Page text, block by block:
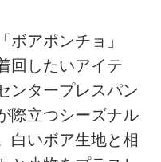
ボアポンチョ」
回したいアイテ
ンタープレスパン
際立つシーズナル
白いボア生地と相